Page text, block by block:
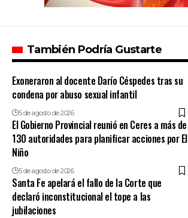
También Podría Gustarte
Exoneraron al docente Darío Céspedes tras su
condena por abuso sexual infantil
5 de agosto de 2026
El Gobierno Provincial reunió en Ceres a más de
130 autoridades para planificar acciones por El
Niño
5 de agosto de 2026
Santa Fe apelará el fallo de la Corte que
declaró inconstitucional el tope a las
jubilaciones